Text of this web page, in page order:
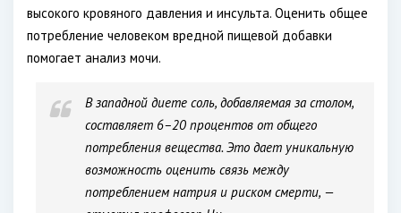
высокого кровяного давления и инсульта. Оценить общее
потребление человеком вредной пищевой добавки
помогает анализ мочи.
В западной диете соль, добавляемая за столом,
составляет 6–20 процентов от общего
потребления вещества. Это дает уникальную
возможность оценить связь между
потреблением натрия и риском смерти, —